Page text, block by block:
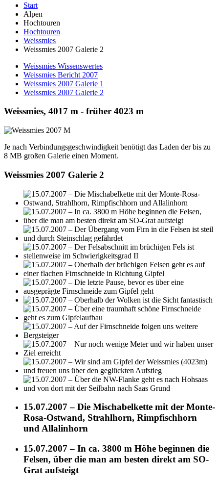
Start
Alpen
Hochtouren
Hochtouren
Weissmies
Weissmies 2007 Galerie 2
Weissmies Wissenswertes
Weissmies Bericht 2007
Weissmies 2007 Galerie 1
Weissmies 2007 Galerie 2
Weissmies, 4017 m - früher 4023 m
Je nach Verbindungsgeschwindigkeit benötigt das Laden der bis zu
8 MB großen Galerie einen Moment.
Weissmies 2007 Galerie 2
15.07.2007 – Die Mischabelkette mit der Monte-
Rosa-Ostwand, Strahlhorn, Rimpfischhorn
und Allalinhorn
15.07.2007 – In ca. 3800 m Höhe beginnen die
Felsen, über die man am besten direkt am SO-
Grat aufsteigt